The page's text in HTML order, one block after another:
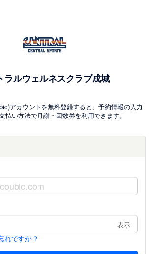
ラルウェルネスクラブ成城
アカウントを無料登録すると、予約情報の入力
払い方法で月謝・回数券を利用できます。
表示
れですか？